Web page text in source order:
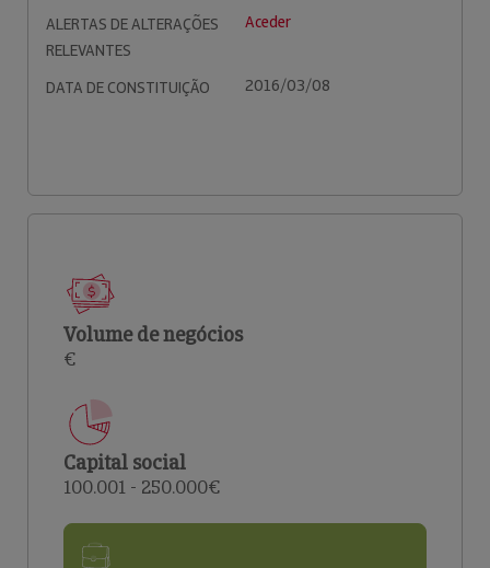
ALERTAS DE ALTERAÇÕES
RELEVANTES
Aceder
DATA DE CONSTITUIÇÃO 2016/03/08
Volume de negócios
€
Capital social
100.001 - 250.000€